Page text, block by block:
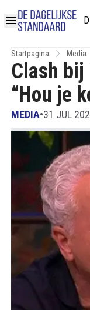
Startpagina Media
Clash bij
“Hou je
MEDIA•31 JUL